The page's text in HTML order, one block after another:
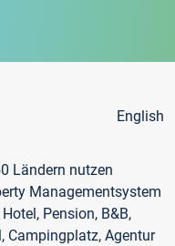
English
Ländern nutzen
Managementsystem
Pension, B&B,
Campingplatz, Agentur